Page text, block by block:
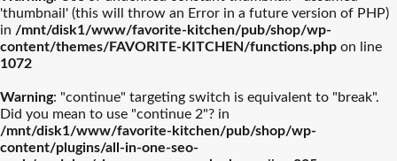
'thumbnail' (this will throw an Error in a future version of PHP)
in /mnt/disk1/www/favorite-kitchen/pub/shop/wp-
content/themes/FAVORITE-KITCHEN/functions.php on line
1072
Warning: "continue" targeting switch is equivalent to "break".
Did you mean to use "continue 2"? in
/mnt/disk1/www/favorite-kitchen/pub/shop/wp-
content/plugins/all-in-one-seo-